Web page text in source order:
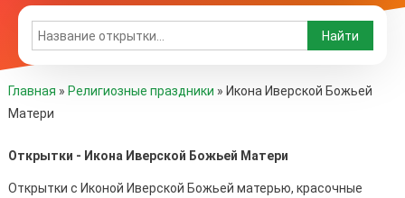
Главная » Религиозные праздники » Икона Иверской Божьей
Матери
Открытки - Икона Иверской Божьей Матери
Открытки с Иконой Иверской Божьей матерью, красочные